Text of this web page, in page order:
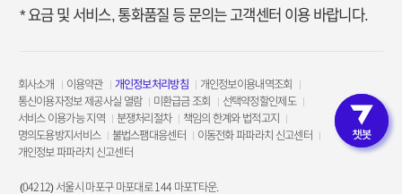
고객인증
* 요금 및 서비스, 통화품질 등 문의는 고객센터 이용 바랍니다.
회사소개 이용약관 개인정보처리방침
개인정보이용내역조회
통신이용자정보 제공사실 열람
미환급금 조회
선택약정할인제도
서비스 이용가능 지역
분쟁처리절차
책임의 한계와 법적고지
명의도용방지서비스
불법스팸대응센터
이동전화 파파라치 신고센터
개인정보 파파라치 신고센터
(04212) 서울시 마포구 마포대로 144 마포T타운.